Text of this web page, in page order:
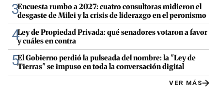
3Encuesta rumbo a 2027: cuatro consultoras midieron el
desgaste de Milei y la crisis de liderazgo en el peronismo
4Ley de Propiedad Privada: qué senadores votaron a favor
y cuáles en contra
5El Gobierno perdió la pulseada del nombre: la "Ley de
Tierras" se impuso en toda la conversación digital
VER MÁS